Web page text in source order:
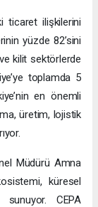
ticaret ilişkilerini
yüzde 82’sini
ve kilit sektörlerde
toplamda 5
en önemli
üretim, lojistik
Müdürü Amna
küresel
CEPA